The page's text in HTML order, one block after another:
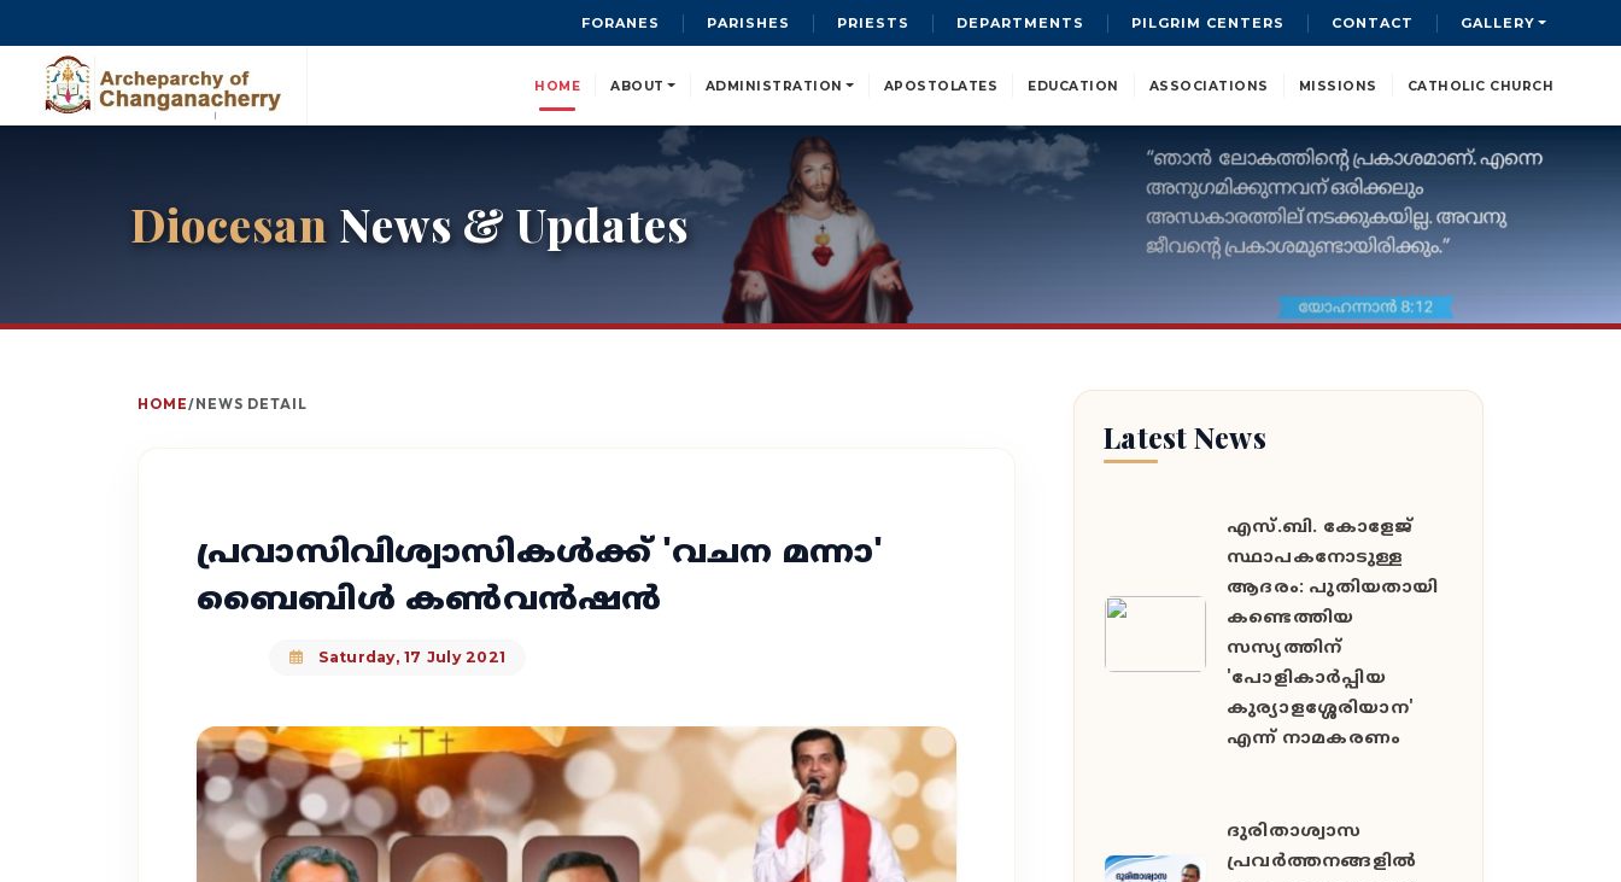
FORANES PARISHES PRIESTS DEPARTMENTS PILGRIM CENTERS CONTACT GALLERY
HOME ABOUT ADMINISTRATION APOSTOLATES EDUCATION ASSOCIATIONS MISSIONS CATHOLIC CHURCH
Diocesan News & Updates
HOME/NEWS DETAIL
പ്രവാസിവിശ്വാസികൾക്ക്‌ 'വചന മന്നാ'
ബൈബിൾ കൺവൻഷൻ
Saturday, 17 July 2021
Latest News
എസ്.ബി. കോളേജ്
സ്ഥാപകനോടുള്ള
ആദരം: പുതിയതായി
കണ്ടെത്തിയ
സസ്യത്തിന്
'പോളികാർപ്പിയ
കുര്യാളശ്ശേരിയാന'
എന്ന് നാമകരണം
ദുരിതാശ്വാസ
പ്രവർത്തനങ്ങളിൽ